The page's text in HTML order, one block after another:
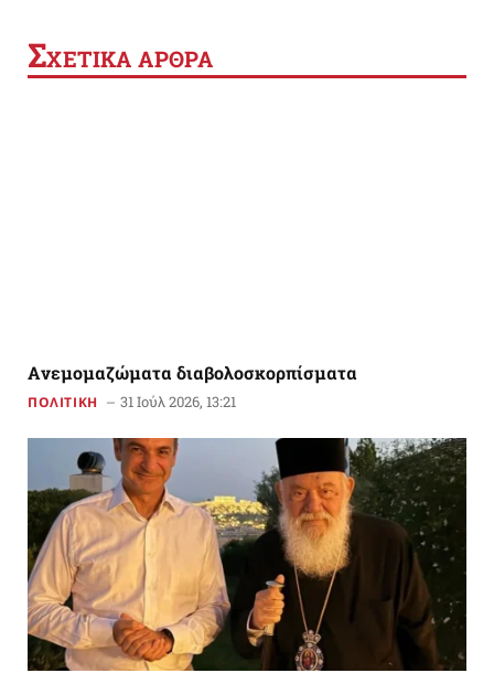
ΣΧΕΤΙΚΑ ΑΡΘΡΑ
Aνεμομαζώματα διαβολοσκορπίσματα
ΠΟΛΙΤΙΚΗ 31 Ιούλ 2026, 13:21